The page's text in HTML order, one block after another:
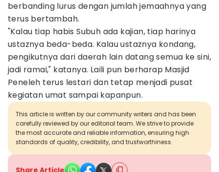
berbanding lurus dengan jumlah jemaahnya yang
terus bertambah.
"Kalau tiap habis Subuh ada kajian, tiap harinya
ustaznya beda-beda. Kalau ustaznya kondang,
pengikutnya dari daerah lain datang semua ke sini,
jadi ramai," katanya. Laili pun berharap Masjid
Peneleh terus lestari dan tetap menjadi pusat
kegiatan umat sampai kapanpun.
This article is written by our community writers and has been
carefully reviewed by our editorial team. We strive to provide
the most accurate and reliable information, ensuring high
standards of quality, credibility, and trustworthiness.
Share Article